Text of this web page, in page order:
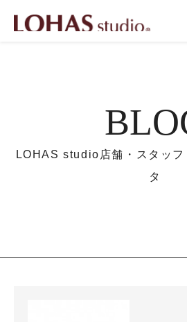
LOHAS studio店舗・スタッ
タ